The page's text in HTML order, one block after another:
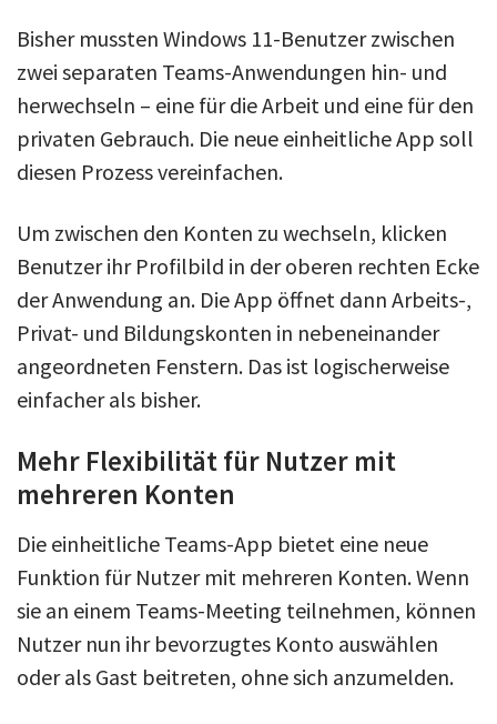
Bisher mussten Windows 11-Benutzer zwischen
zwei separaten Teams-Anwendungen hin- und
herwechseln – eine für die Arbeit und eine für den
privaten Gebrauch. Die neue einheitliche App soll
diesen Prozess vereinfachen.
Um zwischen den Konten zu wechseln, klicken
Benutzer ihr Profilbild in der oberen rechten Ecke
der Anwendung an. Die App öffnet dann Arbeits-,
Privat- und Bildungskonten in nebeneinander
angeordneten Fenstern. Das ist logischerweise
einfacher als bisher.
Mehr Flexibilität für Nutzer mit
mehreren Konten
Die einheitliche Teams-App bietet eine neue
Funktion für Nutzer mit mehreren Konten. Wenn
sie an einem Teams-Meeting teilnehmen, können
Nutzer nun ihr bevorzugtes Konto auswählen
oder als Gast beitreten, ohne sich anzumelden.